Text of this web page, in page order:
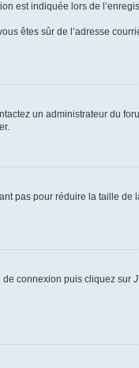
est indiquée lors de
êtes sûr de l’adresse
un administrateur du
pas pour réduire la taille de
de connexion puis cliquez sur